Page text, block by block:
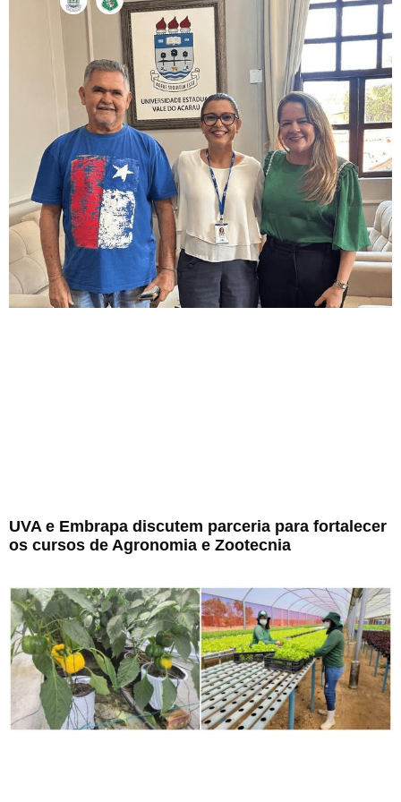
UVA e Embrapa discutem parceria para fortalecer
os cursos de Agronomia e Zootecnia